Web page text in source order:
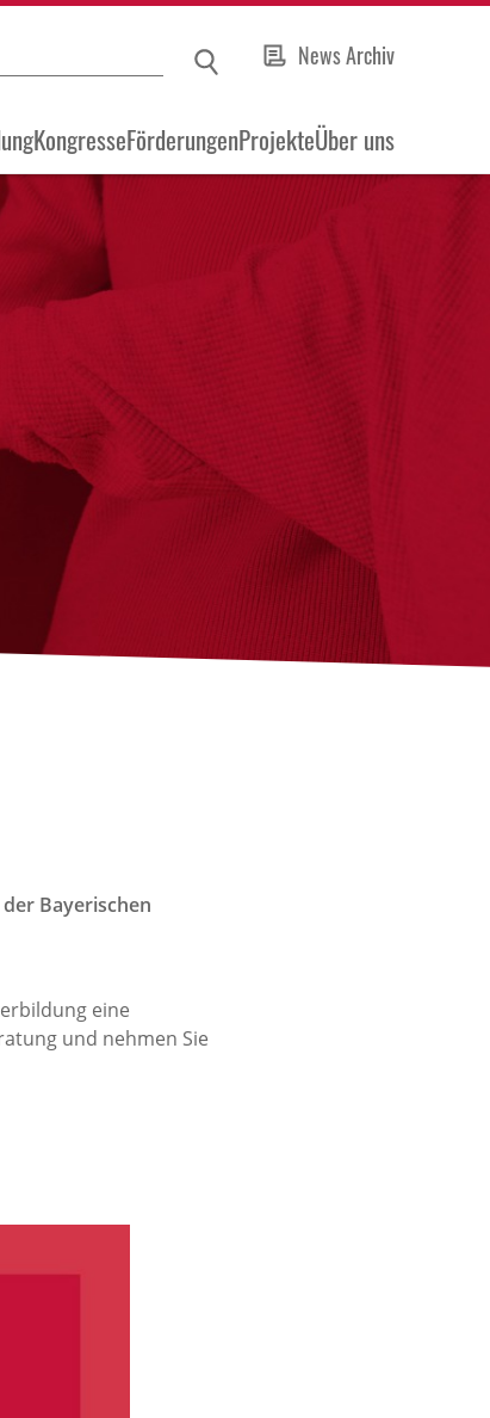
News Archiv
KongresseFörderungenProjekteÜber uns
Bayerischen
eine
und nehmen Sie